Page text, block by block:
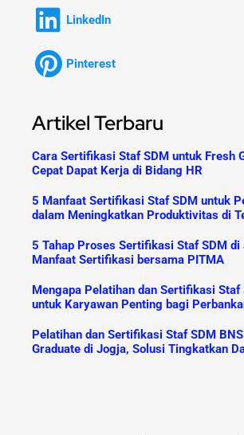
LinkedIn
Pinterest
Artikel Terbaru
Cara Sertifikasi Staf SDM untuk Fresh
Cepat Dapat Kerja di Bidang HR
5 Manfaat Sertifikasi Staf SDM untuk
dalam Meningkatkan Produktivitas di
5 Tahap Proses Sertifikasi Staf SDM di
Manfaat Sertifikasi bersama PITMA
Mengapa Pelatihan dan Sertifikasi Staf
untuk Karyawan Penting bagi
Pelatihan dan Sertifikasi Staf SDM
Graduate di Jogja, Solusi Tingkatkan